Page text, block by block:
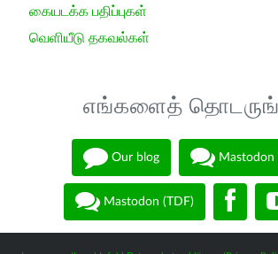
கையடக்க பதிப்புகள்
வெளியீடு தகவல்கள்
எங்களைத்
Our blog Mastodon
Mastodon (TDF)